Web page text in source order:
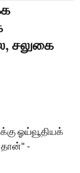
சலுகை
ஓய்வூதியக்
தான்" -